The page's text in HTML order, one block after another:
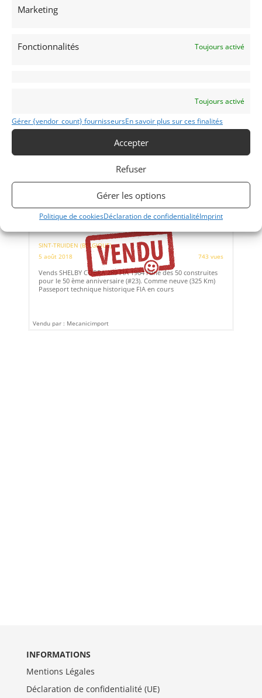
Marketing
Fonctionnalités Toujours activé
Toujours activé
Gérer {vendor_count} fournisseursEn savoir plus sur ces finalités
Accepter
Refuser
Gérer les options
Politique de cookiesDéclaration de confidentialitéImprint
23
SINT-TRUIDEN (BELGIQUE)
5 août 2018
743 vues
Vends SHELBY COBRA 289 FIA 1964 l'une des 50 construites
pour le 50 ème anniversaire (#23). Comme neuve (325 Km)
Passeport technique historique FIA en cours
Vendu par : Mecanicimport
INFORMATIONS
Mentions Légales
Déclaration de confidentialité (UE)